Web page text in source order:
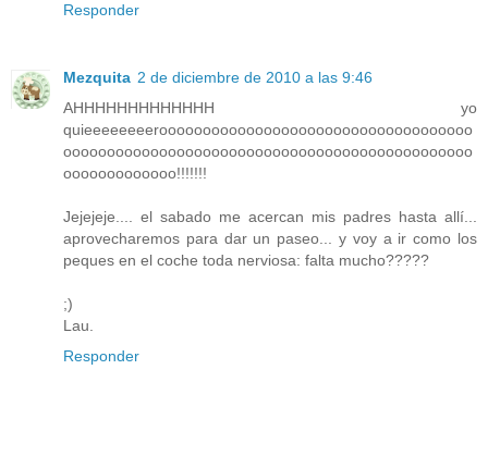
Responder
Mezquita 2 de diciembre de 2010 a las 9:46
AHHHHHHHHHHHHH yo
quieeeeeeeeroooooooooooooooooooooooooooooooooooo
ooooooooooooooooooooooooooooooooooooooooooooooo
ooooooooooooo!!!!!!!
Jejejeje.... el sabado me acercan mis padres hasta allí...
aprovecharemos para dar un paseo... y voy a ir como los
peques en el coche toda nerviosa: falta mucho?????
;)
Lau.
Responder